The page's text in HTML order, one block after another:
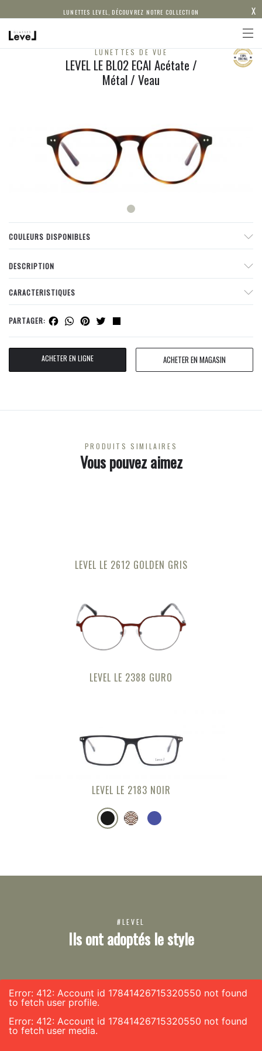
LUNETTES LEVEL, DÉCOUVREZ NOTRE COLLECTION X
LUNETTES DE VUE
LEVEL LE BL02 ECAI Acétate /
Métal / Veau
COULEURS DISPONIBLES
DESCRIPTION
CARACTERISTIQUES
PARTAGER: Facebook
WhatsApp
Pinterest
Twitter
ACHETER EN LIGNE ACHETER EN MAGASIN
PRODUITS SIMILAIRES
Vous pouvez aimez
LEVEL LE 2612 GOLDEN GRIS
LEVEL LE 2388 GURO
LEVEL LE 2183 NOIR
#LEVEL
Ils ont adoptés le style
Error: 412: Account id 17841426715320550 not found
to fetch user profile.
Error: 412: Account id 17841426715320550 not found
to fetch user media.